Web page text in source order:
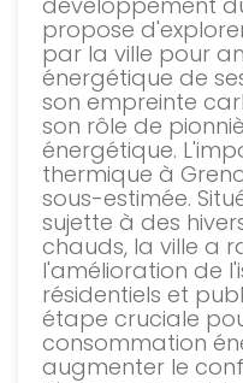
propose
par la ville pour
énergétique de
son empreinte
son rôle de
énergétique.
thermique à
sous-estimée.
sujette à des
chauds, la ville a
l'amélioration de
résidentiels et
étape cruciale
consommation
augmenter le